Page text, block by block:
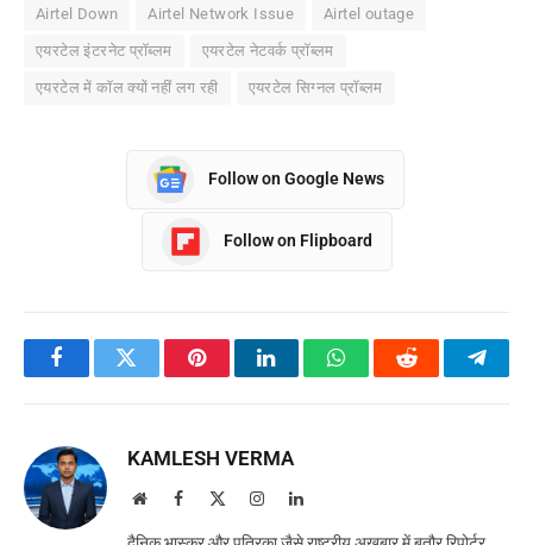
Airtel Down Airtel Network Issue Airtel outage
एयरटेल इंटरनेट प्रॉब्लम एयरटेल नेटवर्क प्रॉब्लम
एयरटेल में कॉल क्यों नहीं लग रही एयरटेल सिग्नल प्रॉब्लम
Follow on Google News
Follow on Flipboard
FacebookTwitter PinterestLinkedInWhatsAppReddit
KAMLESH VERMA
WebsiteFacebook InstagramLinkedIn